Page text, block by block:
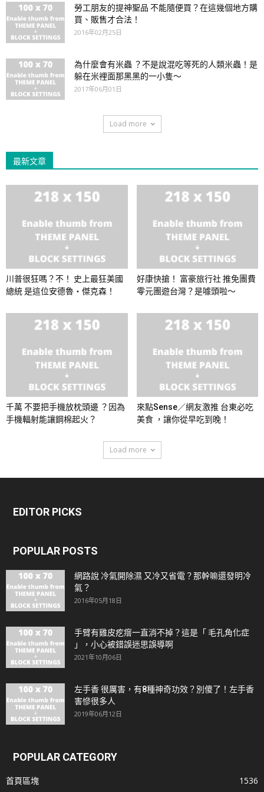
勞工朋友的提神聖品 不能隨便買？在這幾個地方購
買、販售才合法！
2016年02月25日
為什麼會有米蟲 ？不是說混吃等死的人類米蟲！是
躲在米裡面那黑黑的一小隻～
2017年06月01日
Load more
最新文章
川普很狂嗎？不！ 史上最狂美國
總統 是這位安德魯・傑克森！
好康快搶！ 富豪旅行社 推免團費
零元團遊台灣？是噱頭啦～
千萬 不要把手機放枕頭邊 ？因為
手機輻射能讓鋼棉起火？
來點Sense／網友激推 台東必吃
美食 ，讓你從早吃到晚！
Load more
EDITOR PICKS
POPULAR POSTS
網路說 冷氣開除濕 又冷又省電？那幹嘛還發明冷
氣？
2016年05月18日
手臂有雞皮疙瘩一直消不掉？這是「 毛孔角化症
」，小心被錯誤迷思誤導啊
2021年10月06日
左手香 很厲害，有8種神奇功效？別傻了！左手香
害慘很多人
2019年06月12日
POPULAR CATEGORY
首頁區塊
1536